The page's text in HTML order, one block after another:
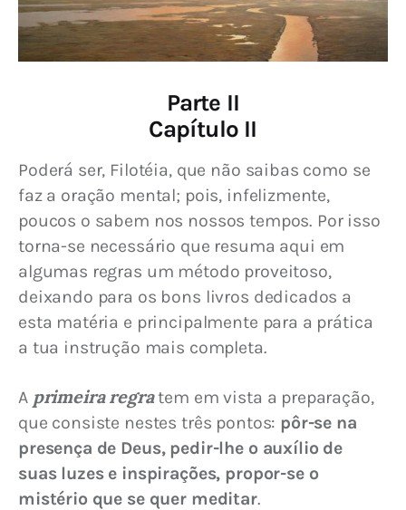
Parte II
Capítulo II
Poderá ser, Filotéia, que não saibas como se
faz a oração mental; pois, infelizmente,
poucos o sabem nos nossos tempos. Por isso
torna-se necessário que resuma aqui em
algumas regras um método proveitoso,
deixando para os bons livros dedicados a
esta matéria e principalmente para a prática
a tua instrução mais completa.
A primeira regra tem em vista a preparação,
que consiste nestes três pontos: pôr-se na
presença de Deus, pedir-lhe o auxílio de
suas luzes e inspirações, propor-se o
mistério que se quer meditar.